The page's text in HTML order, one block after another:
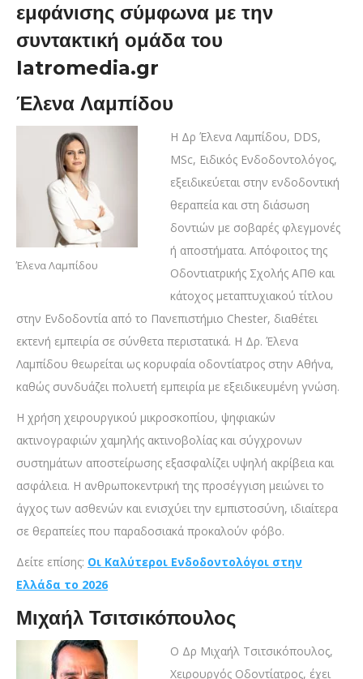
εμφάνισης σύμφωνα με την
συντακτική ομάδα του
Iatromedia.gr
Έλενα Λαμπίδου
Έλενα Λαμπίδου
Η Δρ Έλενα Λαμπίδου, DDS,
MSc, Ειδικός Ενδοδοντολόγος,
εξειδικεύεται στην ενδοδοντική
θεραπεία και στη διάσωση
δοντιών με σοβαρές φλεγμονές
ή αποστήματα. Απόφοιτος της
Οδοντιατρικής Σχολής ΑΠΘ και
κάτοχος μεταπτυχιακού τίτλου
στην Ενδοδοντία από το Πανεπιστήμιο Chester, διαθέτει
εκτενή εμπειρία σε σύνθετα περιστατικά. Η Δρ. Έλενα
Λαμπίδου θεωρείται ως κορυφαία οδοντίατρος στην Αθήνα,
καθώς συνδυάζει πολυετή εμπειρία με εξειδικευμένη γνώση.
Η χρήση χειρουργικού μικροσκοπίου, ψηφιακών
ακτινογραφιών χαμηλής ακτινοβολίας και σύγχρονων
συστημάτων αποστείρωσης εξασφαλίζει υψηλή ακρίβεια και
ασφάλεια. Η ανθρωποκεντρική της προσέγγιση μειώνει το
άγχος των ασθενών και ενισχύει την εμπιστοσύνη, ιδιαίτερα
σε θεραπείες που παραδοσιακά προκαλούν φόβο.
Δείτε επίσης: Οι Καλύτεροι Ενδοδοντολόγοι στην
Ελλάδα το 2026
Μιχαήλ Τσιτσικόπουλος
Ο Δρ Μιχαήλ Τσιτσικόπουλος,
Χειρουργός Οδοντίατρος, έχει